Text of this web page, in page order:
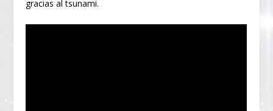
gracias al tsunami.